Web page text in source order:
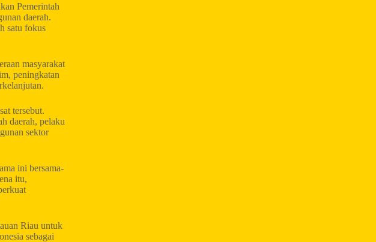
Pemerintah
daerah.
satu fokus
masyarakat
peningkatan
tersebut.
daerah, pelaku
sektor
ini bersama-
itu,
Riau untuk
sebagai